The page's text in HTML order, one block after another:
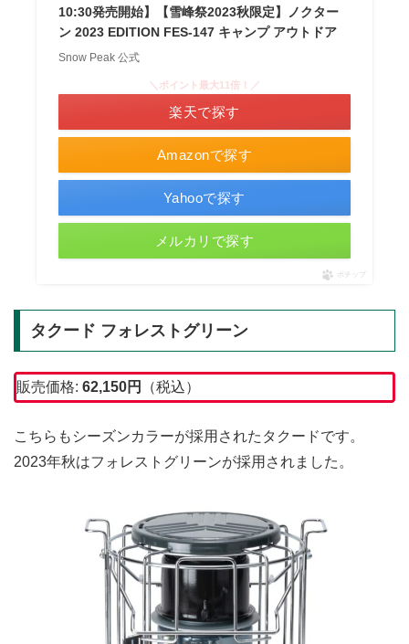
10:30発売開始】【雪峰祭2023秋限定】ノクター
ン 2023 EDITION FES-147 キャンプ アウトドア
Snow Peak 公式
Amazonで探す
＼ポイント最大11倍！／
楽天で探す
Yahooで探す
メルカリで探す
ポチップ
タクード フォレストグリーン
販売価格: 62,150円 （税込）
こちらもシーズンカラーが採用されたタクードです。
2023年秋はフォレストグリーンが採用されました。